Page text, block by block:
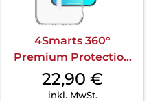
4Smarts 360°
Premium Protection
Set iPhone 15 Plus
MagSafe Transparent
22,90 €
inkl. MwSt.